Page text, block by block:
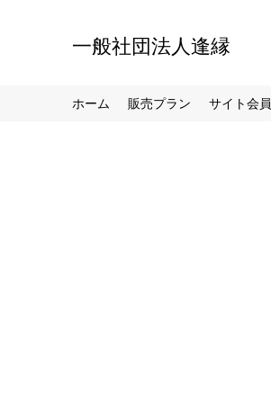
一般社団法人逢縁
ホーム 販売プラン サイト会員